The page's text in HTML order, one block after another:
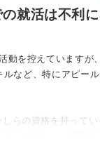
就活は不利
動を控えていますが
など、特にアピー
らの資格を持ってい
就活に臨むと、書類選